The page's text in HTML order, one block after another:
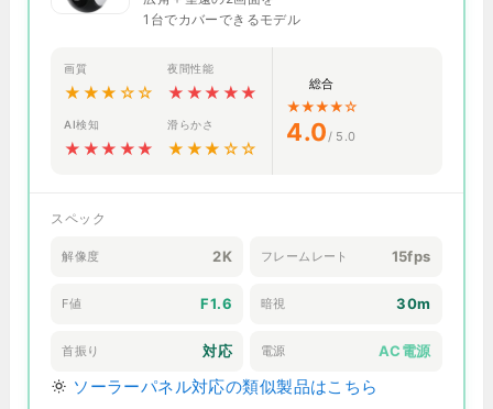
1台でカバーできるモデル
画質
★★★☆☆
夜間性能
★★★★★
AI検知
★★★★★
滑らかさ
★★★☆☆
総合
★★★★☆
4.0/ 5.0
スペック
解像度 2K フレームレート 15fps
F値 F1.6 暗視 30m
首振り 対応 電源 AC電源
ソーラーパネル対応の類似製品はこちら